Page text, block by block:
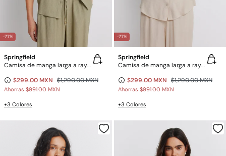
-77%
Springfield
Camisa de manga larga a rayas
$299.00 MXN $1,290.00 MXN
Ahorras $991.00 MXN
+3 Colores
-77%
Springfield
Camisa de manga larga a rayas
$299.00 MXN $1,290.00 MXN
Ahorras $991.00 MXN
+3 Colores